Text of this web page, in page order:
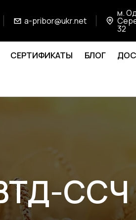
a-pribor@ukr.net
м.
32
СЕРТИФИКАТЫ БЛОГ
ССЧ